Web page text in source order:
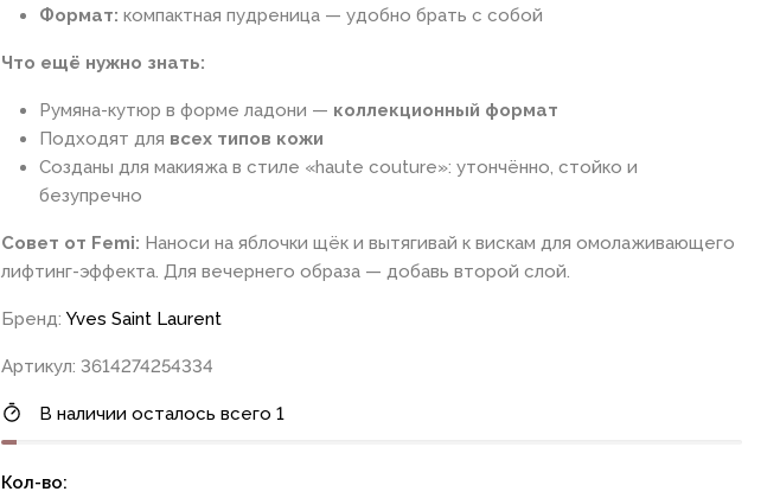
Формат: компактная пудреница — удобно брать с собой
Что ещё нужно знать:
Румяна-кутюр в форме ладони — коллекционный формат
Подходят для всех типов кожи
Созданы для макияжа в стиле «haute couture»: утончённо, стойко и
безупречно
Совет от Femi: Наноси на яблочки щёк и вытягивай к вискам для омолаживающего
лифтинг-эффекта. Для вечернего образа — добавь второй слой.
Бренд: Yves Saint Laurent
Артикул: 3614274254334
В наличии осталось всего 1
Кол-во: